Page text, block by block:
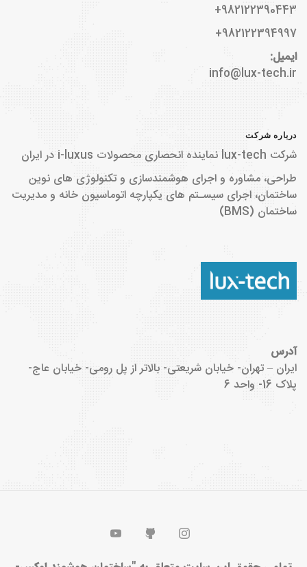
982122390443+
982122394997+
ایمیل:
info@lux-tech.ir
درباره شرکت
شرکت lux-tech نماینده انحصاری محصولات i-luxus در ایران
طراحی، مشاوره و اجرای هوشمندسازی و تکنولوژی های نوین
ساختمان، اجرای سیسـتم های یکپارچه اتوماسیون خانه و مدیریت
ساختمان (BMS)
آدرس
ایران – تهران- خیابان شریعتی- بالاتر از پل رومی- خیابان عاج-
پلاک 16- واحد 6